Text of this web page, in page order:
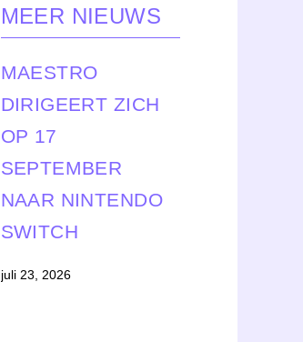
MEER NIEUWS
MAESTRO
DIRIGEERT ZICH
OP 17
SEPTEMBER
NAAR NINTENDO
SWITCH
juli 23, 2026